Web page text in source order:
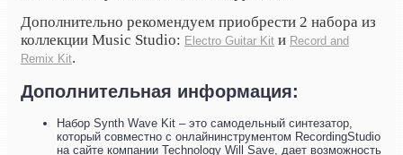
Дополнительно рекомендуем приобрести 2 набора из
коллекции Music Studio: Electro Guitar Kit и Record and
Remix Kit.
Дополнительная информация:
Набор Synth Wave Kit – это самодельный синтезатор,
который совместно с онлайнинструментом RecordingStudio
на сайте компании Technology Will Save, дает возможность